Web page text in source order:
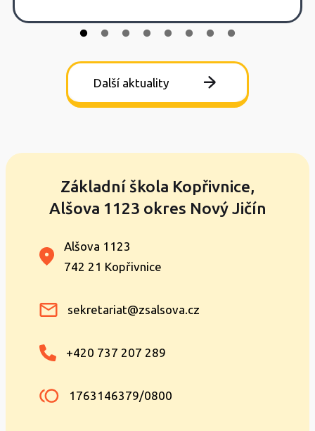
Další aktuality
Základní škola Kopřivnice,
Alšova 1123 okres Nový Jičín
Alšova 1123
742 21 Kopřivnice
sekretariat@zsalsova.cz
+420 737 207 289
1763146379/0800